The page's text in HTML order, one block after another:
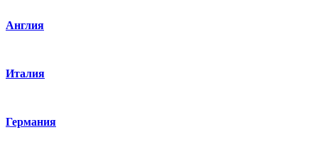
Англия
Италия
Германия